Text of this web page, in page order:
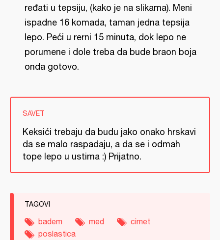
ređati u tepsiju, (kako je na slikama). Meni
ispadne 16 komada, taman jedna tepsija
lepo. Peći u rerni 15 minuta, dok lepo ne
porumene i dole treba da bude braon boja
onda gotovo.
SAVET
Keksići trebaju da budu jako onako hrskavi
da se malo raspadaju, a da se i odmah
tope lepo u ustima :) Prijatno.
TAGOVI
badem med
cimet
poslastica